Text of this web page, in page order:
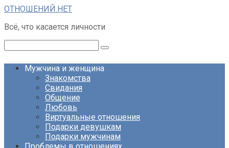
Перейти
контенту
ОТНОШЕНИЙ.НЕТ
Всё, что касается личности
Мужчина и женщина
Знакомства
Свидания
Общение
Любовь
Виртуальные отношения
Подарки девушкам
Подарки мужчинам